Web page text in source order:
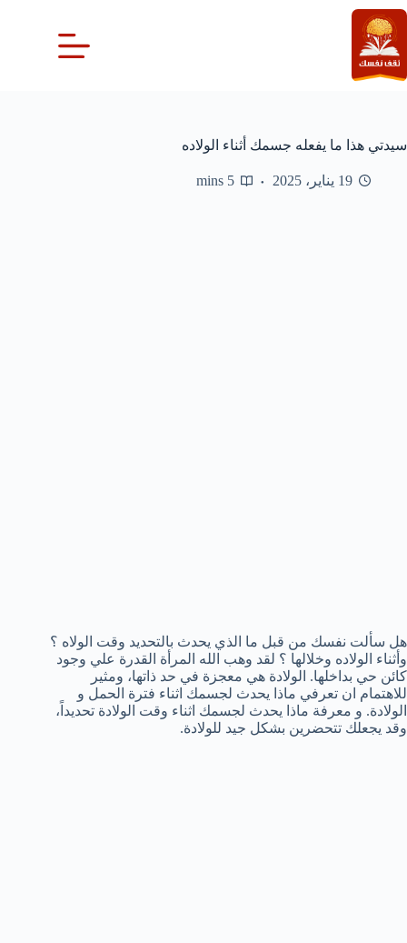
التجاوز
إلى
المحتوى
سيدتي هذا ما يفعله جسمك أثناء الولاده
19 يناير، 2025 5 mins
هل سألت نفسك من قبل ما الذي يحدث بالتحديد وقت الولاه ؟
وأثناء الولاده وخلالها ؟ لقد وهب الله المرأة القدرة علي وجود
كائن حي بداخلها. الولادة هي معجزة في حد ذاتها، ومثير
للاهتمام ان تعرفي ماذا يحدث لجسمك اثناء فترة الحمل و
الولادة. و معرفة ماذا يحدث لجسمك اثناء وقت الولادة تحديداً،
وقد يجعلك تتحضرين بشكل جيد للولادة.